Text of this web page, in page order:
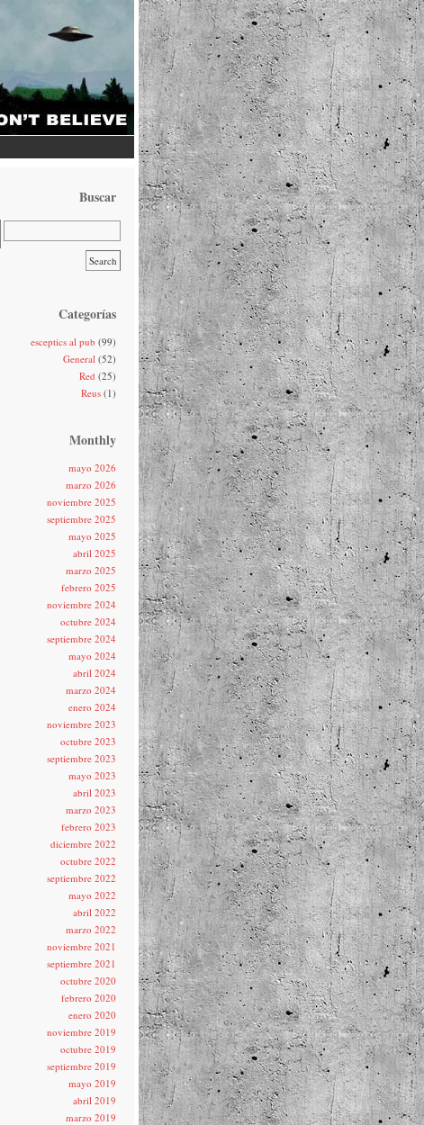
Buscar
Categorías
esceptics al pub (99)
General (52)
Red (25)
Reus (1)
Monthly
mayo 2026
marzo 2026
noviembre 2025
septiembre 2025
mayo 2025
abril 2025
marzo 2025
febrero 2025
noviembre 2024
octubre 2024
septiembre 2024
mayo 2024
abril 2024
marzo 2024
enero 2024
noviembre 2023
octubre 2023
septiembre 2023
mayo 2023
abril 2023
marzo 2023
febrero 2023
diciembre 2022
octubre 2022
septiembre 2022
mayo 2022
abril 2022
marzo 2022
noviembre 2021
septiembre 2021
octubre 2020
febrero 2020
enero 2020
noviembre 2019
octubre 2019
septiembre 2019
mayo 2019
abril 2019
marzo 2019